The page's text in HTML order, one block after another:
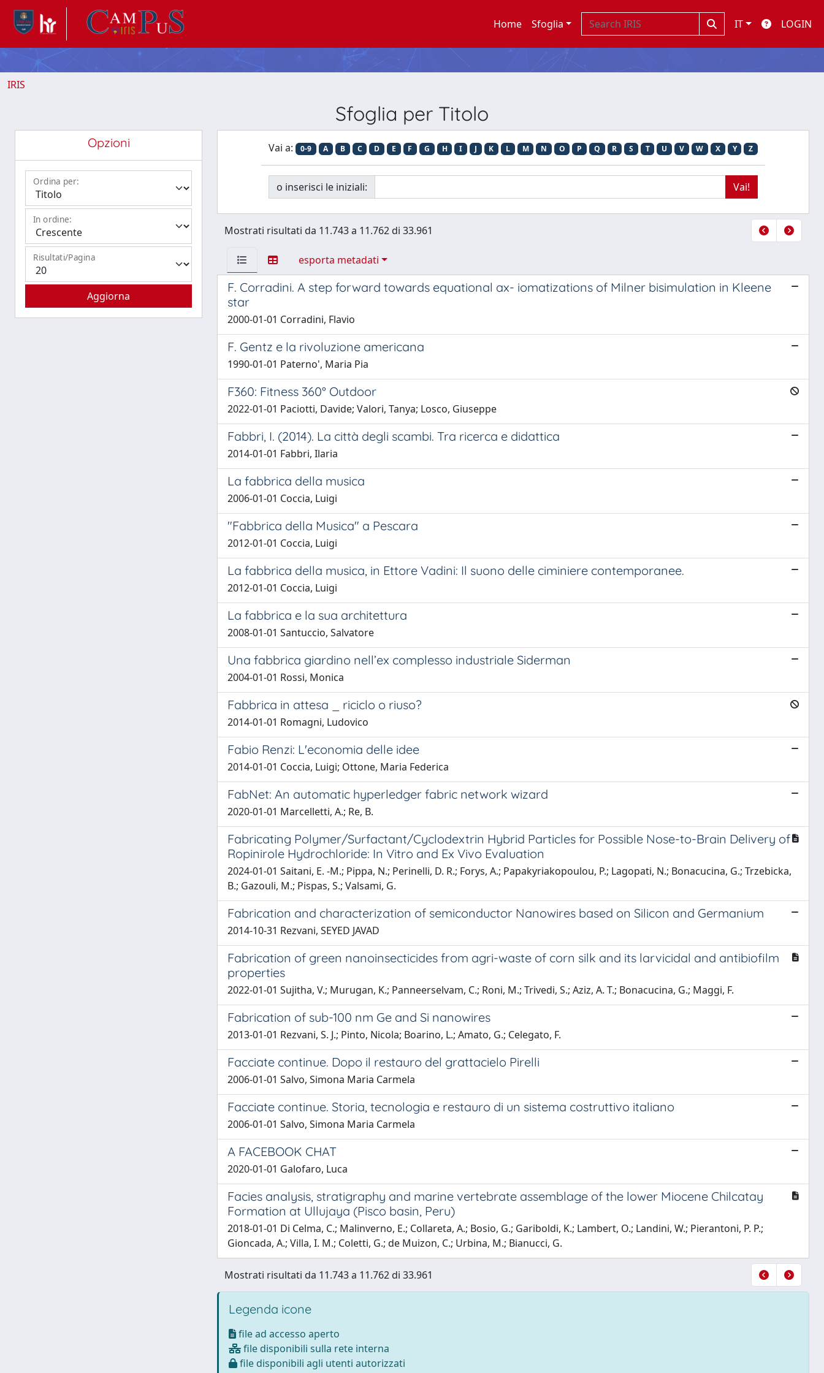
Home Sfoglia IT LOGIN
IRIS
Sfoglia per Titolo
Opzioni
Ordina per:
In ordine:
Risultati/Pagina
Vai a: 0-9 A B C D E F G H I J K L M N O P Q R S T U V W X Y Z
o inserisci le iniziali:
Mostrati risultati da 11.743 a 11.762 di 33.961
esporta metadati
F. Corradini. A step forward towards equational ax- iomatizations of Milner bisimulation in Kleene
star
2000-01-01 Corradini, Flavio
F. Gentz e la rivoluzione americana
1990-01-01 Paterno', Maria Pia
F360: Fitness 360° Outdoor
2022-01-01 Paciotti, Davide; Valori, Tanya; Losco, Giuseppe
Fabbri, I. (2014). La città degli scambi. Tra ricerca e didattica
2014-01-01 Fabbri, Ilaria
La fabbrica della musica
2006-01-01 Coccia, Luigi
"Fabbrica della Musica" a Pescara
2012-01-01 Coccia, Luigi
La fabbrica della musica, in Ettore Vadini: Il suono delle ciminiere contemporanee.
2012-01-01 Coccia, Luigi
La fabbrica e la sua architettura
2008-01-01 Santuccio, Salvatore
Una fabbrica giardino nell’ex complesso industriale Siderman
2004-01-01 Rossi, Monica
Fabbrica in attesa _ riciclo o riuso?
2014-01-01 Romagni, Ludovico
Fabio Renzi: L'economia delle idee
2014-01-01 Coccia, Luigi; Ottone, Maria Federica
FabNet: An automatic hyperledger fabric network wizard
2020-01-01 Marcelletti, A.; Re, B.
Fabricating Polymer/Surfactant/Cyclodextrin Hybrid Particles for Possible Nose-to-Brain Delivery of
Ropinirole Hydrochloride: In Vitro and Ex Vivo Evaluation
2024-01-01 Saitani, E. -M.; Pippa, N.; Perinelli, D. R.; Forys, A.; Papakyriakopoulou, P.; Lagopati, N.; Bonacucina, G.; Trzebicka,
B.; Gazouli, M.; Pispas, S.; Valsami, G.
Fabrication and characterization of semiconductor Nanowires based on Silicon and Germanium
2014-10-31 Rezvani, SEYED JAVAD
Fabrication of green nanoinsecticides from agri-waste of corn silk and its larvicidal and antibiofilm
properties
2022-01-01 Sujitha, V.; Murugan, K.; Panneerselvam, C.; Roni, M.; Trivedi, S.; Aziz, A. T.; Bonacucina, G.; Maggi, F.
Fabrication of sub-100 nm Ge and Si nanowires
2013-01-01 Rezvani, S. J.; Pinto, Nicola; Boarino, L.; Amato, G.; Celegato, F.
Facciate continue. Dopo il restauro del grattacielo Pirelli
2006-01-01 Salvo, Simona Maria Carmela
Facciate continue. Storia, tecnologia e restauro di un sistema costruttivo italiano
2006-01-01 Salvo, Simona Maria Carmela
A FACEBOOK CHAT
2020-01-01 Galofaro, Luca
Facies analysis, stratigraphy and marine vertebrate assemblage of the lower Miocene Chilcatay
Formation at Ullujaya (Pisco basin, Peru)
2018-01-01 Di Celma, C.; Malinverno, E.; Collareta, A.; Bosio, G.; Gariboldi, K.; Lambert, O.; Landini, W.; Pierantoni, P. P.;
Gioncada, A.; Villa, I. M.; Coletti, G.; de Muizon, C.; Urbina, M.; Bianucci, G.
Mostrati risultati da 11.743 a 11.762 di 33.961
Legenda icone
file ad accesso aperto
file disponibili sulla rete interna
file disponibili agli utenti autorizzati